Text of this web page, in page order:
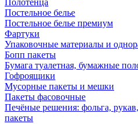
Полотенца
Постельное белье
Постельное белье премиум
Фартуки
Упаковочные материалы и
Бопп пакеты
Бумага туалетная, бумажные
Гофроящики
Мусорные пакеты и мешки
Пакеты фасовочные
Печёные решения: фольга,
пакеты